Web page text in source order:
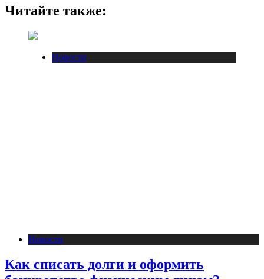
Читайте также:
Новости
Новости
Как списать долги и оформить